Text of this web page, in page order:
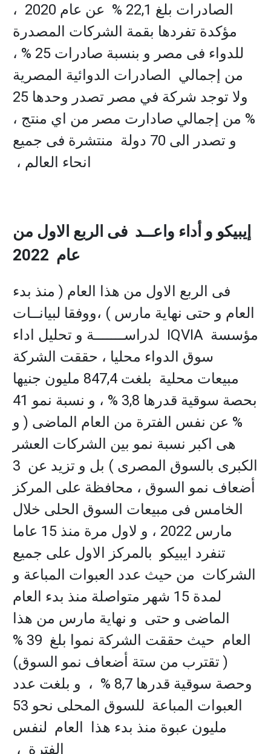
الصادرات بلغ 22,1 % عن عام 2020 ،
مؤكدة تفردها بقمة الشركات المصدرة
للدواء فى مصر و بنسبة صادرات 25 % ،
من إجمالي الصادرات الدوائية المصرية
ولا توجد شركة في مصر تصدر وحدها 25
% من إجمالي صادارت مصر من اي منتج ،
و تصدر الى 70 دولة منتشرة فى جميع
انحاء العالم ،
إيبيكو و أداء واعــد فى الربع الاول من
عام 2022
فى الربع الاول من هذا العام ( منذ بدء
العام و حتى نهاية مارس ) ،ووفقا لبيانــات
مؤسسة IQVIA لدراســـــــة و تحليل اداء
سوق الدواء محليا ، حققت الشركة
مبيعات محلية بلغت 847,4 مليون جنيها
بحصة سوقية قدرها 3,8 % ، و نسبة نمو 41
% عن نفس الفترة من العام الماضى ( و
هى اكبر نسبة نمو بين الشركات العشر
الكبرى بالسوق المصرى ) بل و تزيد عن 3
أضعاف نمو السوق ، محافظة على المركز
الخامس فى مبيعات السوق الحلى خلال
مارس 2022 ، و لاول مرة منذ 15 عاما
تنفرد ايبيكو بالمركز الاول على جميع
الشركات من حيث عدد العبوات المباعة و
لمدة 15 شهر متواصلة منذ بدء العام
الماضى و حتى و نهاية مارس من هذا
العام حيث حققت الشركة نموا بلغ 39 %
( تقترب من ستة أضعاف نمو السوق)
وحصة سوقية قدرها 8,7 % ، و بلغت عدد
العبوات المباعة للسوق المحلى نحو 53
مليون عبوة منذ بدء هذا العام لنفس
الفترة ،